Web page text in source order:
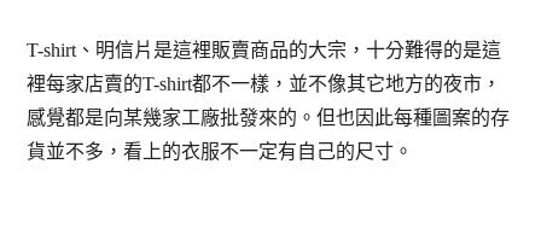
T-shirt、明信片是這裡販賣商品的大宗，十分難得的是這
裡每家店賣的T-shirt都不一樣，並不像其它地方的夜市，
感覺都是向某幾家工廠批發來的。但也因此每種圖案的存
貨並不多，看上的衣服不一定有自己的尺寸。